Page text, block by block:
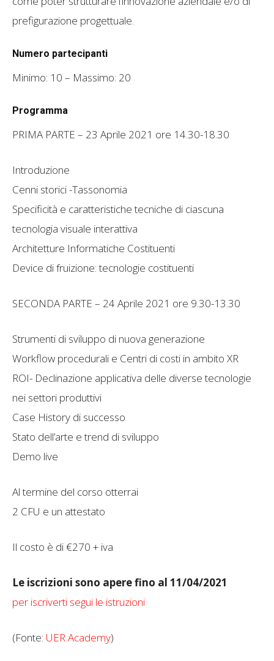
prefigurazione progettuale.
Numero partecipanti
Minimo: 10 – Massimo: 20
Programma
PRIMA PARTE – 23 Aprile 2021 ore 14.30-18.30
Introduzione
Cenni storici -Tassonomia
Specificità e caratteristiche tecniche di ciascuna
tecnologia visuale interattiva
Architetture Informatiche Costituenti
Device di fruizione: tecnologie costituenti
SECONDA PARTE – 24 Aprile 2021 ore 9.30-13.30
Strumenti di sviluppo di nuova generazione
Workflow procedurali e Centri di costi in ambito XR
ROI- Declinazione applicativa delle diverse tecnologie
nei settori produttivi
Case History di successo
Stato dell’arte e trend di sviluppo
Demo live
Al termine del corso otterrai
2 CFU e un attestato
Il costo è di €270 + iva
Le iscrizioni sono apere fino al 11/04/2021
per iscriverti segui le istruzioni
(Fonte: UER Academy)